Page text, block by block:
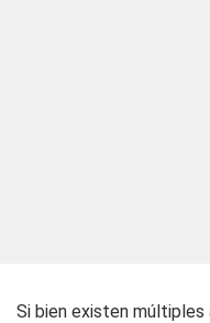
Si bien existen